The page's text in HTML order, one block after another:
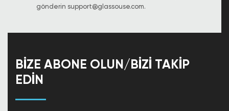
gönderin support@glassouse.com.
BIZE ABONE OLUN/BIZI TAKIP
EDIN